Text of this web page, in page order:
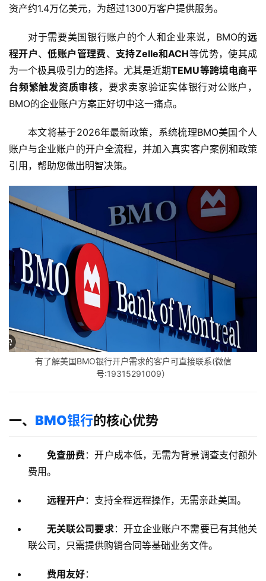
资产约1.4万亿美元，为超过1300万客户提供服务。
对于需要美国银行账户的个人和企业来说，BMO的远
程开户、低账户管理费、 支持Zelle和ACH等优势，使其成
为一个极具吸引力的选择。尤其是近期TEMU等跨境电商平
台频繁触发资质审核，要求卖家验证实体银行对公账户，
BMO的企业账户方案正好切中这一痛点。
本文将基于2026年最新政策，系统梳理BMO美国个人
账户与企业账户的开户全流程，并加入真实客户案例和政策
引用，帮助您做出明智决策。
有了解美国BMO银行开户需求的客户可直接联系(微信
号:19315291009）
一、 BMO银行的核心优势
免查册费 ：开户成本低，无需为背景调查支付额外
费用。
远程开户 ：支持全程远程操作，无需亲赴美国。
无关联公司要求：开立企业账户不需要已有其他关
联公司，只需提供购销合同等基础业务文件。
费用友好：